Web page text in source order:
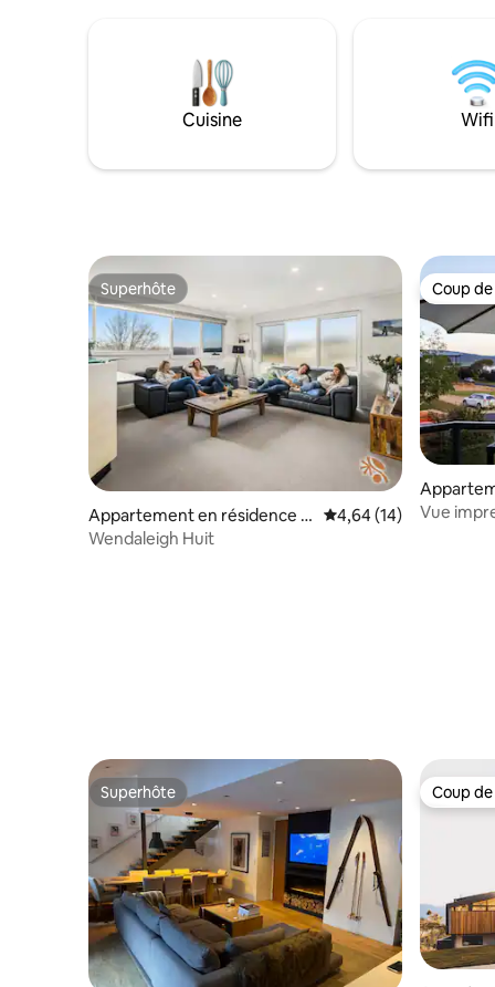
foyer extérieur au bioéthanol, des lits
King Size et un garage pour tout votre
équipement. Parfait pour se détendre
après vos aventures alpines, The Lodge
stations de ski de Thredbo et Perisher et
et
distance
Cuisine Wifi
Superhôte
Superhôte
Appartement en résidence ⋅
Jindabyne
Évaluation moyenne
4,64 (14)
Wendaleigh Huit
Coup
Coup
⋅
Vue
Superhôte
Superhôte Coup
Coup